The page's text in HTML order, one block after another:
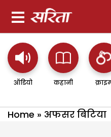
ऑडियो कहानी
Home » अफसर बिटिया